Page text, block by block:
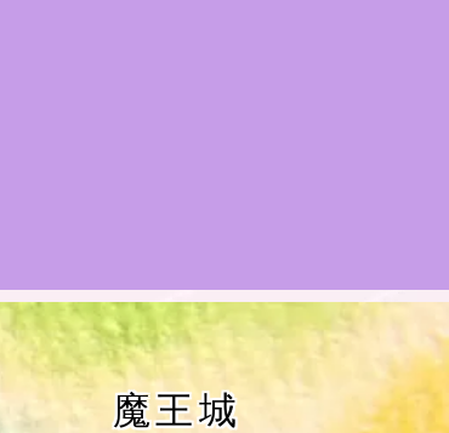
知らせ
式ウェブサイト『Botanical Study』
魔王城